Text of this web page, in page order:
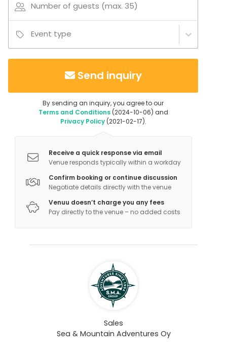
Number of guests (max. 35)
Event type
Send inquiry
By sending an inquiry, you agree to our
Terms and Conditions(2024-10-06) and
Privacy Policy(2021-02-17).
Receive a quick response via email
Venue responds typically within a workday
Confirm booking or continue discussion
Negotiate details directly with the venue
Venuu doesn’t charge you any fees
Pay directly to the venue – no added costs
Sales
Sea & Mountain Adventures Oy